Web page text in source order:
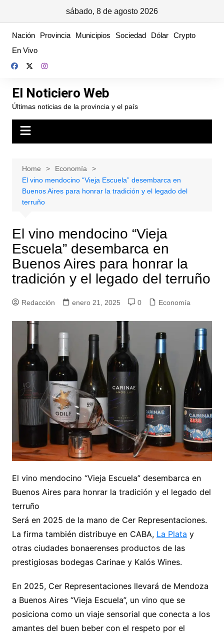
sábado, 8 de agosto 2026
content
Nación Provincia Municipios Sociedad Dólar Crypto
En Vivo
El Noticiero Web
Últimas noticias de la provincia y el país
Home
Economía
El vino mendocino “Vieja Escuela” desembarca en
Buenos Aires para honrar la tradición y el legado del
terruño
El vino mendocino “Vieja
Escuela” desembarca en
Buenos Aires para honrar la
tradición y el legado del terruño
Redacción enero 21, 2025 0 Economía
El vino mendocino “Vieja Escuela” desembarca en
Buenos Aires para honrar la tradición y el legado del
terruño
Será en 2025 de la mano de Cer Representaciones.
La firma también distribuye en CABA, La Plata y
otras ciudades bonaerenses productos de las
prestigiosas bodegas Carinae y Kalós Wines.
En 2025, Cer Representaciones llevará de Mendoza
a Buenos Aires “Vieja Escuela”, un vino que se
posiciona como un viaje sensorial que conecta a los
amantes del buen beber con el respeto por el